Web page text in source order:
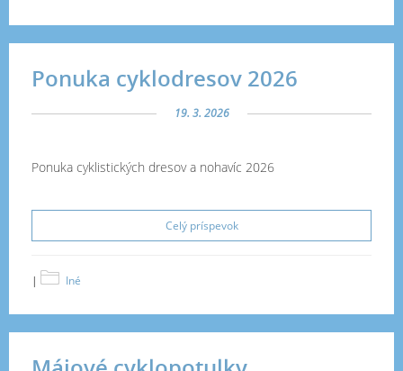
Ponuka cyklodresov 2026
19. 3. 2026
Ponuka cyklistických dresov a nohavíc 2026
Celý príspevok
| Iné